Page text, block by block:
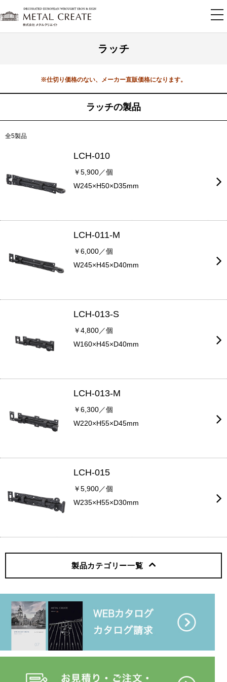
ラッチ
※仕切り価格のない、メーカー直販価格になります。
ラッチの製品
全5製品
LCH-010
￥5,900／個
W245×H50×D35mm
LCH-011-M
￥6,000／個
W245×H45×D40mm
LCH-013-S
￥4,800／個
W160×H45×D40mm
LCH-013-M
￥6,300／個
W220×H55×D45mm
LCH-015
￥5,900／個
W235×H55×D30mm
製品カテゴリー一覧